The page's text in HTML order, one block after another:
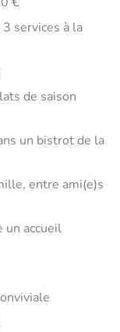
services à la
de saison
un bistrot de la
entre ami(e)s
un accueil